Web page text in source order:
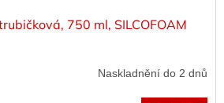
750 ml, SILCOFOAM
Naskladnění do 2 dnů